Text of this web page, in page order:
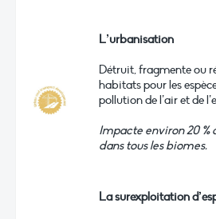
L’urbanisation
Détruit, fragmente ou
habitats pour les
pollution de l’air et de
Impacte environ 20 %
dans tous les biomes.
La surexploitation